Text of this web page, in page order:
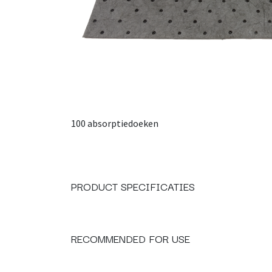
100 absorptiedoeken
PRODUCT SPECIFICATIES
RECOMMENDED FOR USE